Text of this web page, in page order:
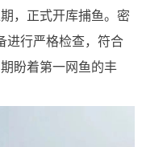
，正式开库捕鱼。密
进行严格检查，符合
盼着第一网鱼的丰